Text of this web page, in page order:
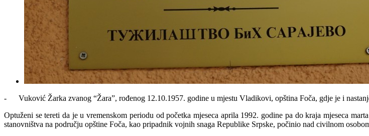
- Vuković Žarka zvanog “Žara”, rođenog 12.10.1957. godine u mjestu Vladikovi, opština Foča, gdje je i
Optuženi se tereti da je u vremenskom periodu od početka mjeseca aprila 1992. godine pa do kraja mjeseca
stanovništva na području opštine Foča, kao pripadnik vojnih snaga Republike Srpske, počinio nad civilnom